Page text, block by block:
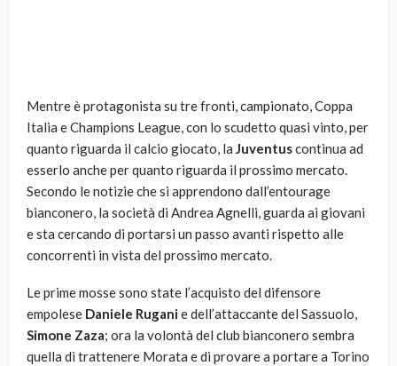
Mentre è protagonista su tre fronti, campionato, Coppa
Italia e Champions League, con lo scudetto quasi vinto, per
quanto riguarda il calcio giocato, la Juventuscontinua ad
esserlo anche per quanto riguarda il prossimo mercato.
Secondo le notizie che si apprendono dall’entourage
bianconero, la società di Andrea Agnelli, guarda ai giovani
e sta cercando di portarsi un passo avanti rispetto alle
concorrenti in vista del prossimo mercato.
Le prime mosse sono state l’acquisto del difensore
empolese Daniele Ruganie dell’attaccante del Sassuolo,
Simone Zaza; ora la volontà del club bianconero sembra
quella di trattenere Morata e di provare a portare a Torino